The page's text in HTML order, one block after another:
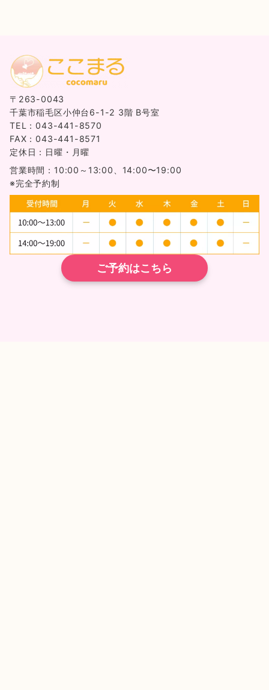
〒263-0043
千葉市稲毛区小仲台6-1-2 3階 B号室
TEL：043-441-8570
FAX：043-441-8571
定休日：日曜・月曜
営業時間：10:00～13:00、14:00〜19:00
※完全予約制
ご予約はこちら